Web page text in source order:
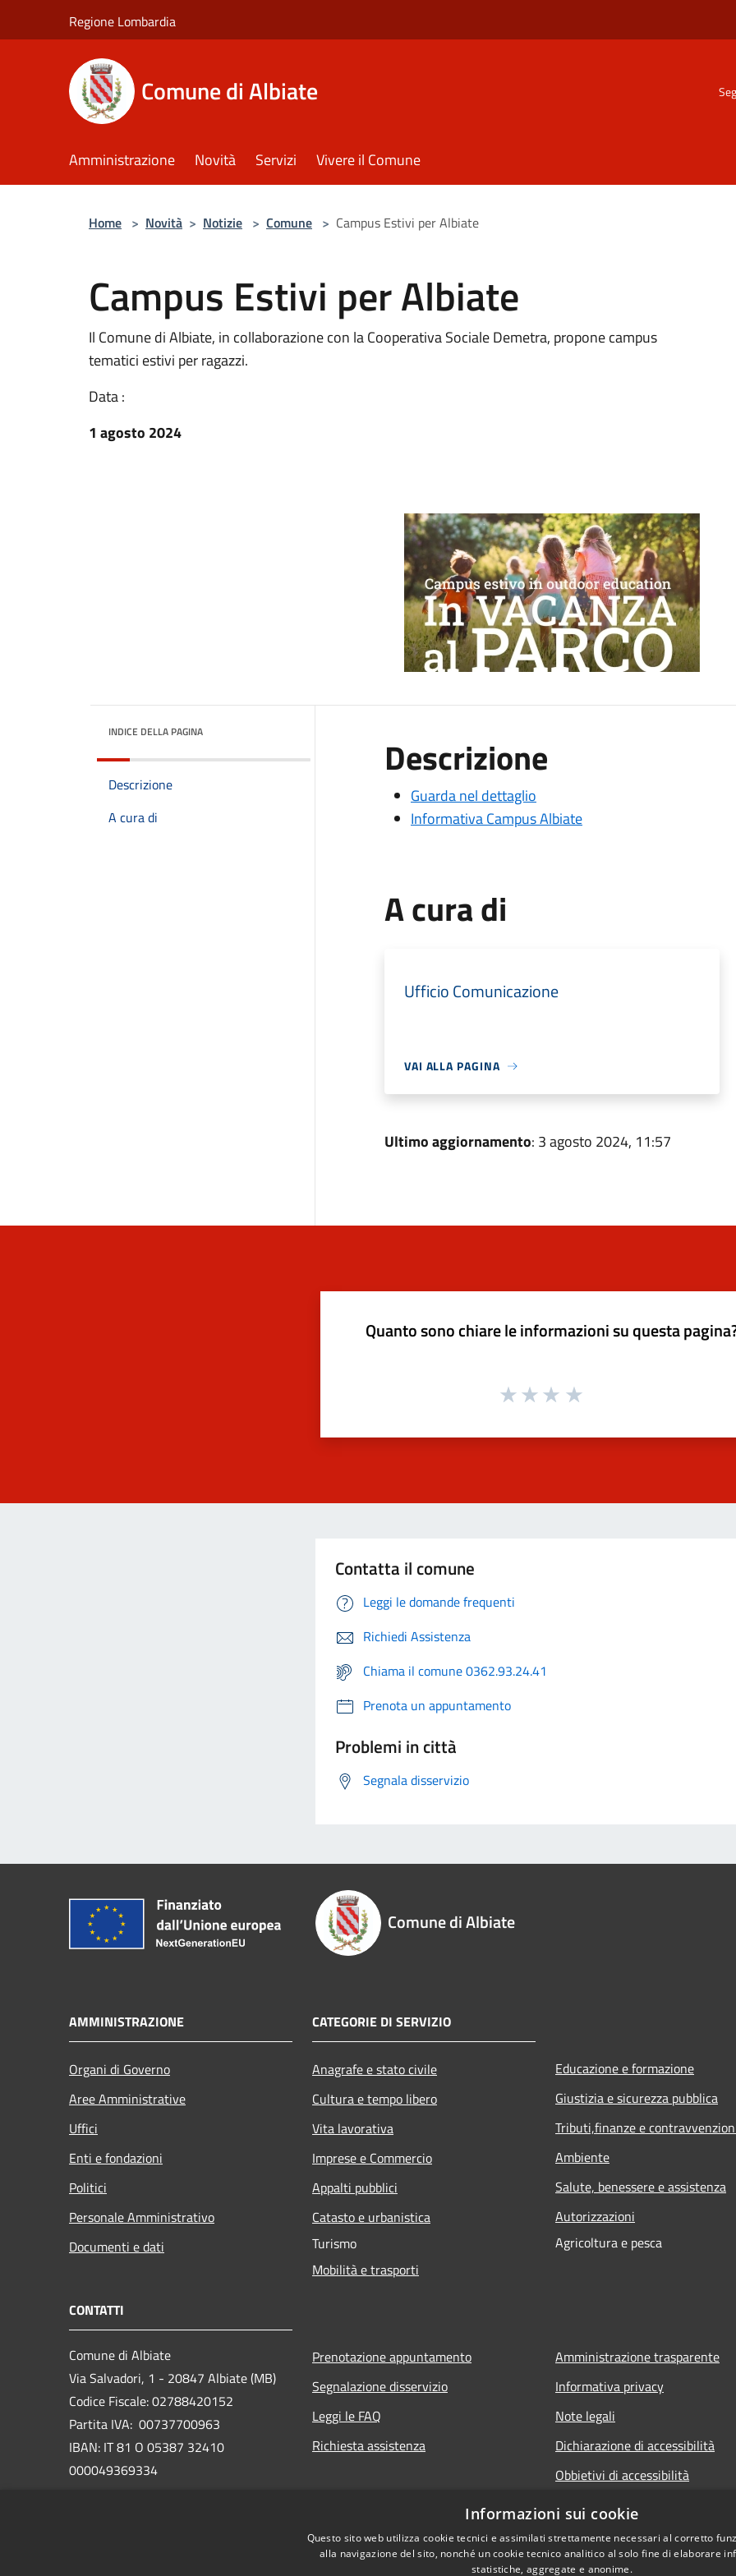
Regione Lombardia
Comune di Albiate
Amministrazione Novità Servizi Vivere il Comune
Home > Novità > Notizie > Comune > Campus Estivi per Albiate
Campus Estivi per Albiate
Il Comune di Albiate, in collaborazione con la Cooperativa Sociale Demetra, propone campus
tematici estivi per ragazzi.
Data :
1 agosto 2024
INDICE DELLA PAGINA
Descrizione
A cura di
Descrizione
Guarda nel dettaglio
Informativa Campus Albiate
A cura di
Ufficio Comunicazione
VAI ALLA PAGINA
Ultimo aggiornamento: 3 agosto 2024, 11:57
Quanto sono chiare le informazioni su questa
Contatta il comune
Leggi le domande frequenti
Richiedi Assistenza
Chiama il comune 0362.93.24.41
Prenota un appuntamento
Problemi in città
Segnala disservizio
Comune di Albiate
AMMINISTRAZIONE
Organi di Governo
Aree Amministrative
Uffici
Enti e fondazioni
Politici
Personale Amministrativo
Documenti e dati
CATEGORIE DI SERVIZIO
Anagrafe e stato civile
Cultura e tempo libero
Vita lavorativa
Imprese e Commercio
Appalti pubblici
Catasto e urbanistica
Turismo
Mobilità e trasporti
Educazione e formazione
Giustizia e sicurezza pubblica
Tributi,finanze e
Ambiente
Salute, benessere e assistenza
Autorizzazioni
Agricoltura e pesca
CONTATTI
Comune di Albiate
Via Salvadori, 1 - 20847 Albiate (MB)
Codice Fiscale: 02788420152
Partita IVA: 00737700963
IBAN: IT 81 O 05387 32410
000049369334
Prenotazione appuntamento
Segnalazione disservizio
Leggi le FAQ
Richiesta assistenza
Amministrazione trasparente
Informativa privacy
Note legali
Dichiarazione di accessibilità
Obbietivi di accessibilità
Informazioni sui cookie
Questo sito web utilizza cookie tecnici e assimilati strettamente necessari al corretto
alla navigazione del sito, nonché un cookie tecnico analitico al solo fine di elaborare
statistiche, aggregate e anonime.